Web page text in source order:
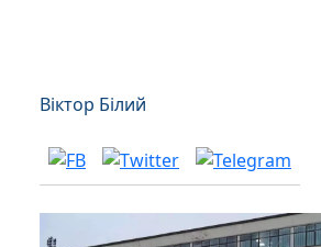
Віктор Білий